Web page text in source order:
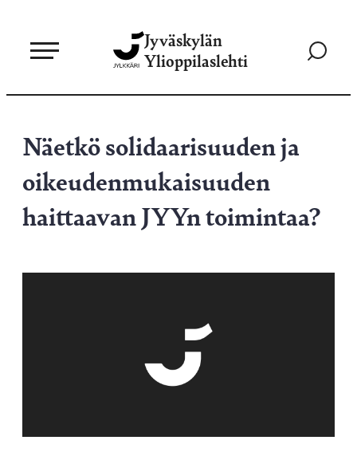
sisältöön
Jyväskylän
Ylioppilaslehti
Siirry
Näetkö solidaarisuuden ja
oikeudenmukaisuuden
haittaavan JYYn toimintaa?